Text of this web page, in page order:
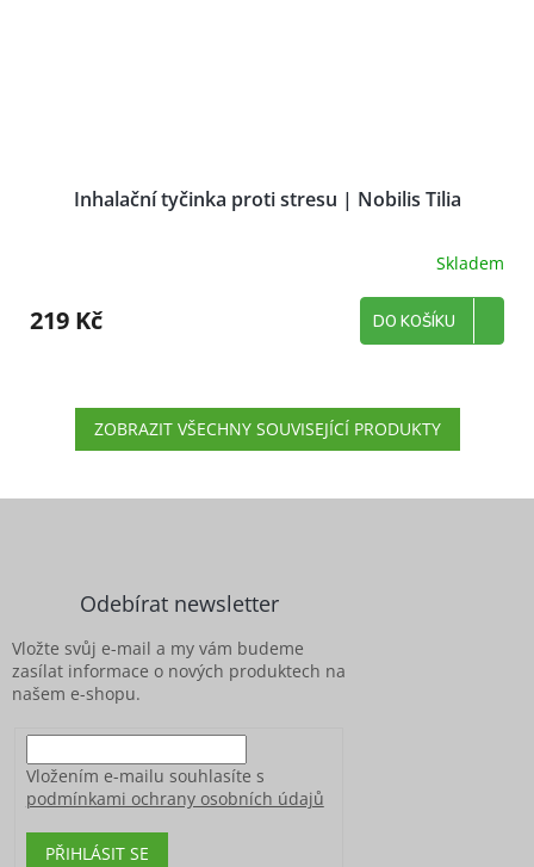
Inhalační tyčinka proti stresu | Nobilis Tilia
Skladem
219 Kč DO KOŠÍKU
ZOBRAZIT VŠECHNY SOUVISEJÍCÍ PRODUKTY
Odebírat newsletter
Vložte svůj e-mail a my vám budeme
zasílat informace o nových produktech na
našem e-shopu.
Vložením e-mailu souhlasíte s
podmínkami ochrany osobních údajů
PŘIHLÁSIT SE